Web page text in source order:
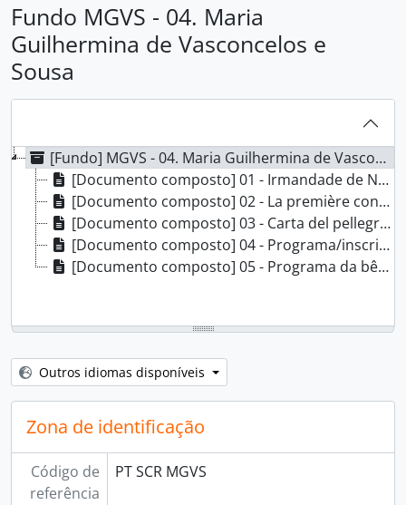
Fundo MGVS - 04. Maria
Guilhermina de Vasconcelos e
Sousa
[Fundo] MGVS - 04. Maria Guilhermina de Vasconcelos e Sousa, 1899-1961
[Documento composto] 01 - Irmandade de Nossa Senhora da Saúde de Lisboa, 1899-06-04
[Documento composto] 02 - La première consécration au Sacré Coeur de Jesus, 1933-09-28
[Documento composto] 03 - Carta del pellegrino – Giubileo dell’ Umana Redenzione, 1934-09-02
[Documento composto] 04 - Programa/inscrição nos dias Mariais das Filhas de Maria Imaculada, 1953-04-[?]
[Documento composto] 05 - Programa da bênção da Capela de Maria Imaculada medianeira das Filhas da Caridade de S. Vicente de Paula, 1953-12-[?]
Outros idiomas disponíveis
Zona de identificação
Código de
referência
PT SCR MGVS